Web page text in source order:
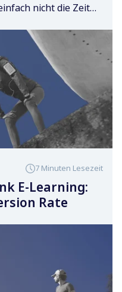
nicht die Zeit
Berg zu
7 Minuten Lesezeit
E-Learning:
Rate